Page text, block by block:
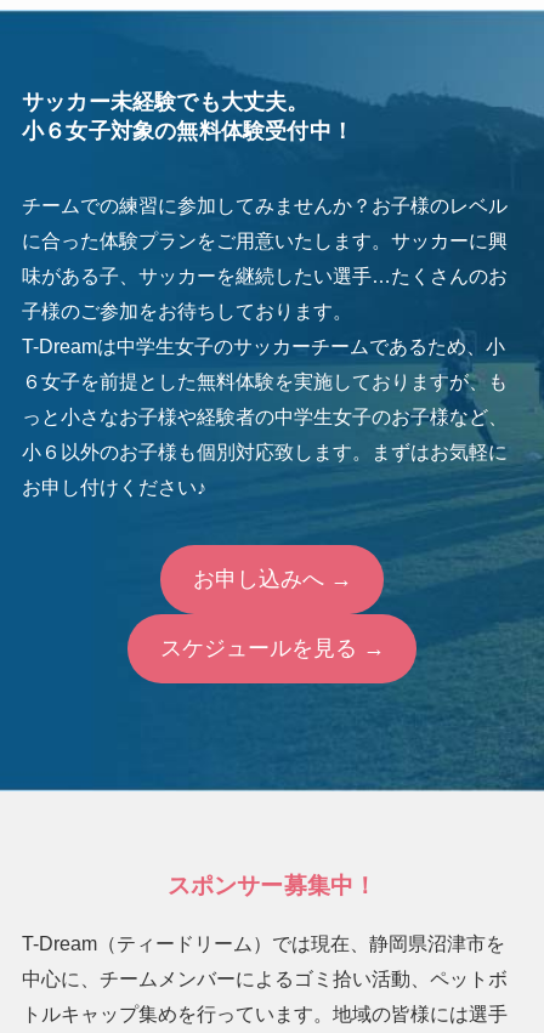
サッカー未経験でも大丈夫。
小６女子対象の無料体験受付中！
チームでの練習に参加してみませんか？お子様のレベル
に合った体験プランをご用意いたします。サッカーに興
味がある子、サッカーを継続したい選手…たくさんのお
子様のご参加をお待ちしております。
T-Dreamは中学生女子のサッカーチームであるため、小
６女子を前提とした無料体験を実施しておりますが、も
っと小さなお子様や経験者の中学生女子のお子様など、
小６以外のお子様も個別対応致します。まずはお気軽に
お申し付けください♪
お申し込みへ →
スケジュールを見る →
スポンサー募集中！
T-Dream（ティードリーム）では現在、静岡県沼津市を
中心に、チームメンバーによるゴミ拾い活動、ペットボ
トルキャップ集めを行っています。地域の皆様には選手